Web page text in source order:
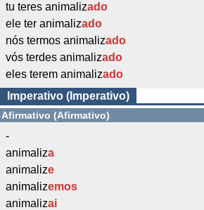
tu teres animalizado
ele ter animalizado
nós termos animalizado
vós terdes animalizado
eles terem animalizado
Imperativo (Imperativo)
Afirmativo (Afirmativo)
-
animaliza
animalize
animalizemos
animalizai